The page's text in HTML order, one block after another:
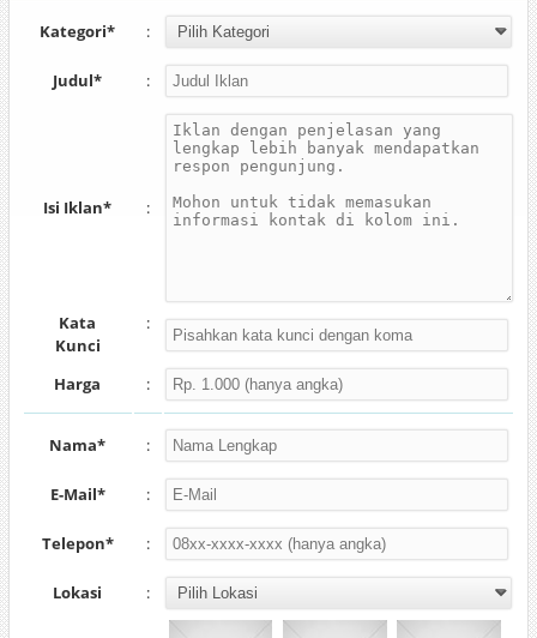
Kategori* :
Judul* :
Isi Iklan* :
Kata
Kunci
:
Harga :
Nama* :
E-Mail* :
Telepon* :
Lokasi :